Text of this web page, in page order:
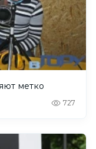
метко
727